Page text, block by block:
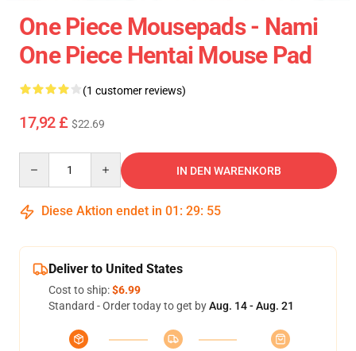
One Piece Mousepads - Nami
One Piece Hentai Mouse Pad
(1 customer reviews)
17,92 £ $22.69
IN DEN WARENKORB
Diese Aktion endet in 01 : 29: 54
Deliver to United States
Cost to ship:$6.99
Standard - Order today to get byAug. 14 - Aug. 21